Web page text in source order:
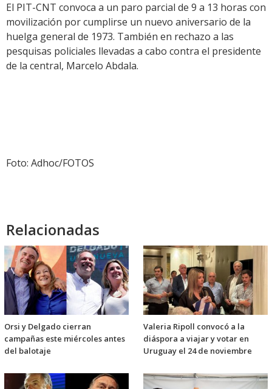
El PIT-CNT convoca a un paro parcial de 9 a 13 horas con
movilización por cumplirse un nuevo aniversario de la
huelga general de 1973. También en rechazo a las
pesquisas policiales llevadas a cabo contra el presidente
de la central, Marcelo Abdala.
Foto: Adhoc/FOTOS
Relacionadas
Orsi y Delgado cierran
campañas este miércoles antes
del balotaje
Valeria Ripoll convocó a la
diáspora a viajar y votar en
Uruguay el 24 de noviembre